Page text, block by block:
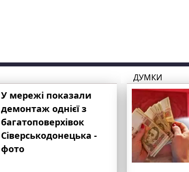
У мережі показали
демонтаж однієї з
багатоповерхівок
Сіверськодонецька -
фото
ДУМКИ